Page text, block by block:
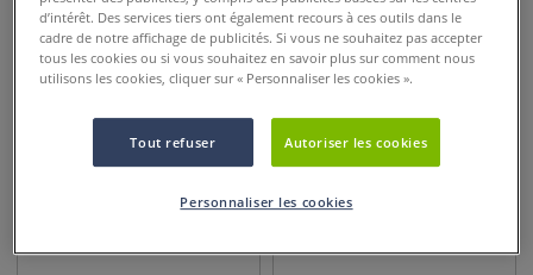
d’intérêt. Des services tiers ont également recours à ces outils dans le
cadre de notre affichage de publicités. Si vous ne souhaitez pas accepter
tous les cookies ou si vous souhaitez en savoir plus sur comment nous
utilisons les cookies, cliquer sur « Personnaliser les cookies ».
Tout refuser Autoriser les cookies
Personnaliser les cookies